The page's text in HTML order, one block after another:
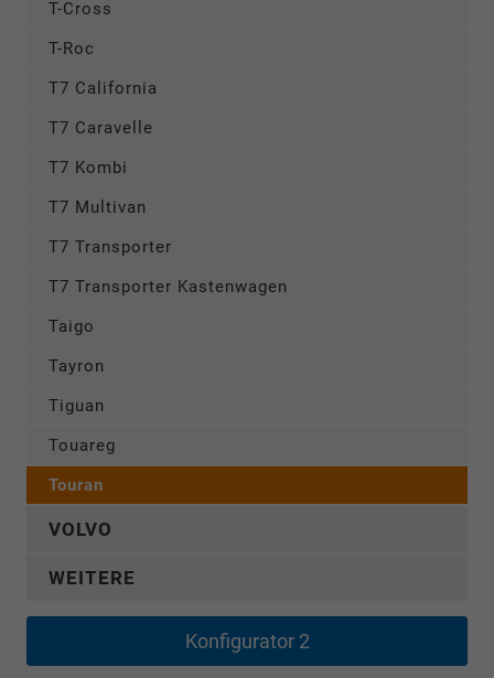
T-Cross
T-Roc
T7 California
T7 Caravelle
T7 Kombi
T7 Multivan
T7 Transporter
T7 Transporter Kastenwagen
Taigo
Tayron
Tiguan
Touareg
Touran
VOLVO
WEITERE
Konfigurator 2